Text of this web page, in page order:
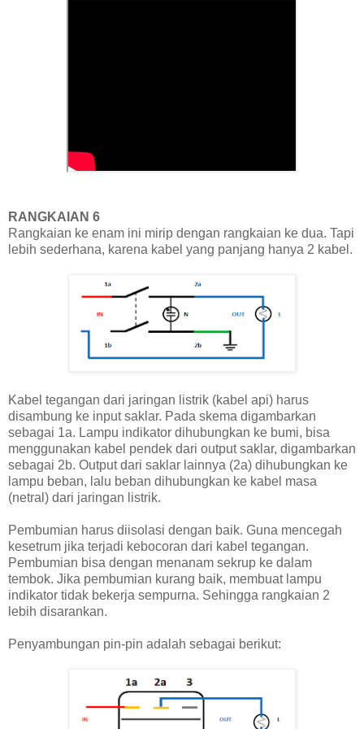
RANGKAIAN 6
Rangkaian ke enam ini mirip dengan rangkaian ke dua. Tapi
lebih sederhana, karena kabel yang panjang hanya 2 kabel.
Kabel tegangan dari jaringan listrik (kabel api) harus
disambung ke input saklar. Pada skema digambarkan
sebagai 1a. Lampu indikator dihubungkan ke bumi, bisa
menggunakan kabel pendek dari output saklar, digambarkan
sebagai 2b. Output dari saklar lainnya (2a) dihubungkan ke
lampu beban, lalu beban dihubungkan ke kabel masa
(netral) dari jaringan listrik.
Pembumian harus diisolasi dengan baik. Guna mencegah
kesetrum jika terjadi kebocoran dari kabel tegangan.
Pembumian bisa dengan menanam sekrup ke dalam
tembok. Jika pembumian kurang baik, membuat lampu
indikator tidak bekerja sempurna. Sehingga rangkaian 2
lebih disarankan.
Penyambungan pin-pin adalah sebagai berikut: